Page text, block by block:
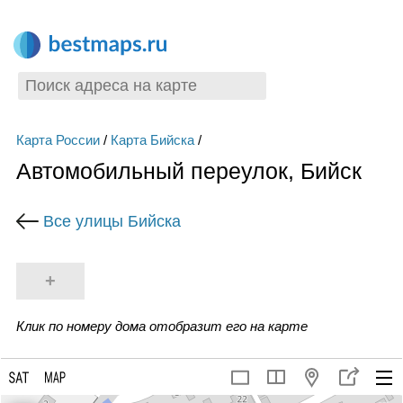
Карта России/ Карта Бийска/
Автомобильный переулок, Бийск
Все улицы Бийска
+
Клик по номеру дома отобразит его на карте